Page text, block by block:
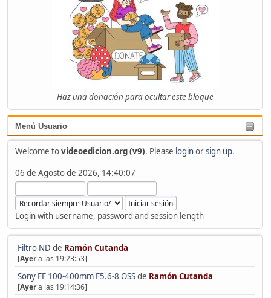
Haz una donación para ocultar este bloque
Menú Usuario
Welcome tovideoedicion.org (v9). Please loginorsign up.
06 de Agosto de 2026, 14:40:07
Login with username, password and session length
Filtro ND de Ramón Cutanda
[Ayera las 19:23:53]
Sony FE 100-400mm F5.6-8 OSSde Ramón Cutanda
[Ayera las 19:14:36]